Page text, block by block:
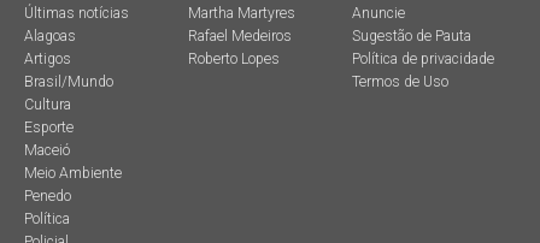
Últimas notícias
Alagoas
Artigos
Brasil/Mundo
Cultura
Esporte
Maceió
Meio Ambiente
Penedo
Política
Martha Martyres
Rafael Medeiros
Roberto Lopes
Anuncie
Sugestão de Pauta
Política de privacidade
Termos de Uso